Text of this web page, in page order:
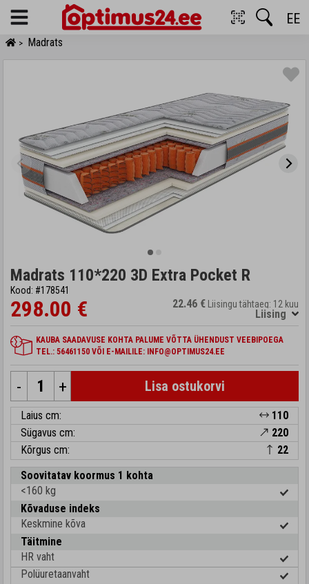
Menu EE
> Madrats
Madrats 110*220 3D Extra Pocket R
Kood: #178541
298.00 € 22.46 € Liisingu tähtaeg: 12 kuu
Liising
KAUBA SAADAVUSE KOHTA PALUME VÕTTA ÜHENDUST VEEBIPOEGA
TEL.: 56461150 VÕI E-MAILILE: INFO@OPTIMUS24.EE
- + Lisa ostukorvi
Laius cm:
110
Sügavus cm:
220
Kõrgus cm:
22
Soovitatav koormus 1 kohta
<160 kg
Kõvaduse indeks
Keskmine kõva
Täitmine
HR vaht
Polüuretaanvaht